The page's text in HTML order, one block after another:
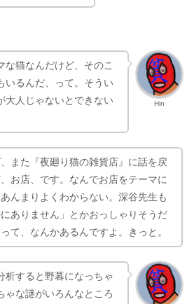
Hin
な猫なんだけど、そのこ
いるんだ、って。そうい
大人じゃないとできない
また『夜廻り猫の雑貨店』に話を戻
お店、です。なんでお店をテーマに
んまりよくわからない。深谷先生も
にありません」とかおっしゃりそうだ
て、なんかあるんですよ。きっと。
析すると野暮になっちゃ
ゃな謎がいろんなところ